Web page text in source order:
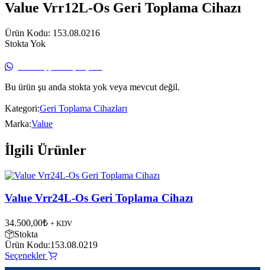
Value Vrr12L-Os Geri Toplama Cihazı
Ürün Kodu: 153.08.0216
Stokta Yok
Bu ürün şu anda stokta yok veya mevcut değil.
Kategori:Geri Toplama Cihazları
Marka:Value
İlgili Ürünler
Value Vrr24L-Os Geri Toplama Cihazı
34.500,00₺ + KDV
Stokta
Ürün Kodu:153.08.0219
Seçenekler